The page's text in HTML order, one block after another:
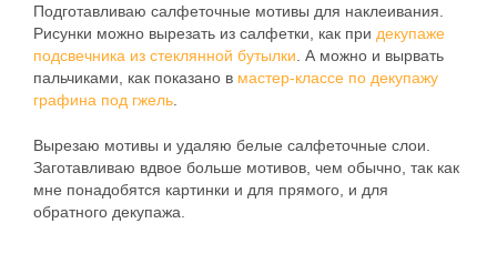
Подготавливаю салфеточные мотивы для наклеивания.
Рисунки можно вырезать из салфетки, как при декупаже
подсвечника из стеклянной бутылки . А можно и вырвать
пальчиками, как показано в мастер-классе по декупажу
графина под гжель
Вырезаю мотивы и удаляю белые салфеточные слои.
Заготавливаю вдвое больше мотивов, чем обычно, так как
мне понадобятся картинки и для прямого, и для
обратного декупажа.